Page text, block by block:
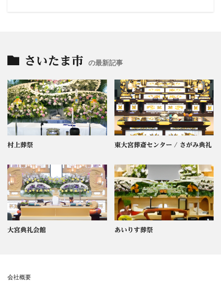
さいたま市 の最新記事
村上葬祭 東大宮葬斎センター / さがみ典礼
大宮典礼会館 あいりす葬祭
会社概要